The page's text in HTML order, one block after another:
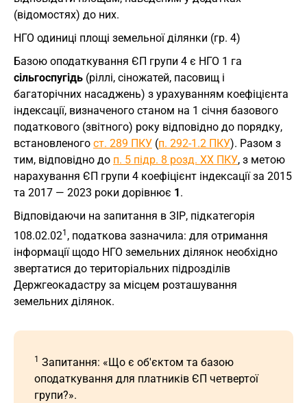
(відомостях) до них.
НГО одиниці площі земельної ділянки (гр. 4)
Базою оподаткування ЄП групи 4 є НГО 1 га
сільгоспугідь (ріллі, сіножатей, пасовищ і
багаторічних насаджень) з урахуванням коефіцієнта
індексації, визначеного станом на 1 січня базового
податкового (звітного) року відповідно до порядку,
встановленого ст. 289 ПКУ (п. 292-1.2 ПКУ). Разом з
тим, відповідно до п. 5 підр. 8 розд. ХХ ПКУ, з метою
нарахування ЄП групи 4 коефіцієнт індексації за 2015
та 2017 — 2023 роки дорівнює 1.
Відповідаючи на запитання в ЗIР, підкатегорія
108.02.021 , податкова зазначила: для отримання
інформації щодо НГО земельних ділянок необхідно
звертатися до територіальних підрозділів
Держгеокадастру за місцем розташування
земельних ділянок.
1 Запитання: «Що є об'єктом та базою
оподаткування для платників ЄП четвертої
групи?».